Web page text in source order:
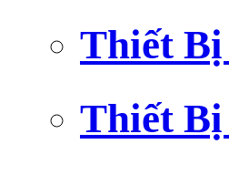
Thiết
Thiết